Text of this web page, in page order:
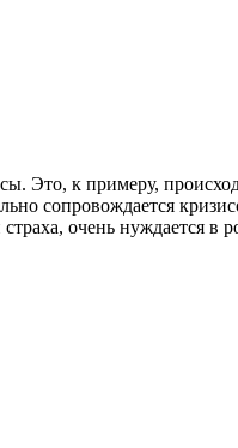
Это, к примеру,
сопровождается
очень нуждается в